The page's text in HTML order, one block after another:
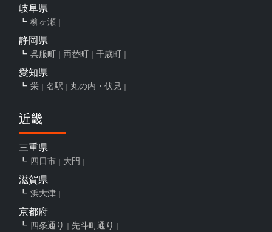
岐阜県
柳ヶ瀬
静岡県
呉服町 両替町 千歳町
愛知県
栄 名駅 丸の内・伏見
近畿
三重県
四日市 大門
滋賀県
浜大津
京都府
四条通り 先斗町通り